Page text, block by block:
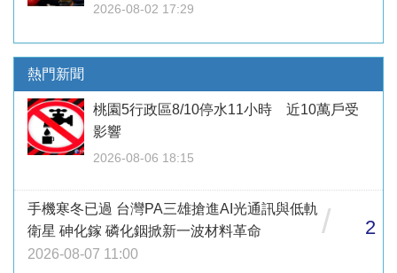
2026-08-02 17:29
熱門新聞
桃園5行政區8/10停水11小時 近10萬戶受
影響
2026-08-06 18:15
手機寒冬已過 台灣PA三雄搶進AI光通訊與低軌
衛星 砷化鎵 磷化銦掀新一波材料革命
2026-08-07 11:00
/ 2